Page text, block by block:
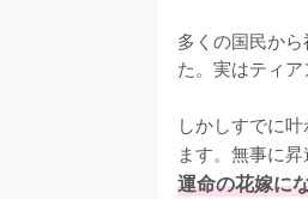
多くの国民か
た。実はティア
しかしすでに
ます。無事に
運命の花嫁に